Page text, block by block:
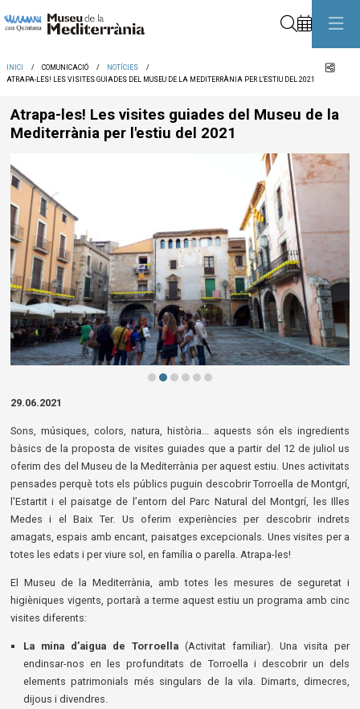
INICI COMUNICACIÓ
NOTÍCIES
ATRAPA-LES! LES VISITES GUIADES DEL MUSEU DE LA MEDITERRÀNIA PER L'ESTIU DEL 2021
Atrapa-les! Les visites guiades del Museu de la
Mediterrània per l'estiu del 2021
29.06.2021
Sons, músiques, colors, natura, història... aquests són els ingredients
bàsics de la proposta de visites guiades que a partir del 12 de juliol us
oferim des del Museu de la Mediterrània per aquest estiu. Unes activitats
pensades perquè tots els públics puguin descobrir Torroella de Montgrí,
l'Estartit i el paisatge de l’entorn del Parc Natural del Montgrí, les Illes
Medes i el Baix Ter. Us oferim experiències per descobrir indrets
amagats, espais amb encant, paisatges excepcionals. Unes visites per a
totes les edats i per viure sol, en família o parella. Atrapa-les!
El Museu de la Mediterrània, amb totes les mesures de seguretat i
higièniques vigents, portarà a terme aquest estiu un programa amb cinc
visites diferents:
La mina d’aigua de Torroella(Activitat familiar). Una visita per
endinsar-nos en les profunditats de Torroella i descobrir un dels
elements patrimonials més singulars de la vila. Dimarts, dimecres,
dijous i divendres.